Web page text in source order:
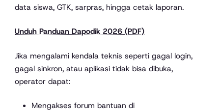
data siswa, GTK, sarpras, hingga cetak laporan.
Unduh Panduan Dapodik 2026 (PDF)
Jika mengalami kendala teknis seperti gagal login,
gagal sinkron, atau aplikasi tidak bisa dibuka,
operator dapat:
Mengakses forum bantuan di